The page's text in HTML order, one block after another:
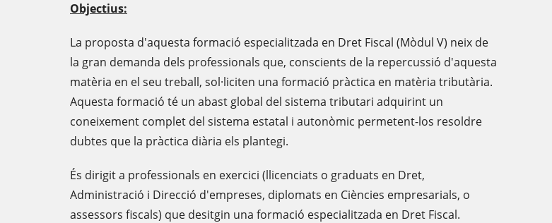
Objectius:
La proposta d'aquesta formació especialitzada en Dret Fiscal (Mòdul V) neix de
la gran demanda dels professionals que, conscients de la repercussió d'aquesta
matèria en el seu treball, sol·liciten una formació pràctica en matèria tributària.
Aquesta formació té un abast global del sistema tributari adquirint un
coneixement complet del sistema estatal i autonòmic permetent-los resoldre
dubtes que la pràctica diària els plantegi.
És dirigit a professionals en exercici (llicenciats o graduats en Dret,
Administració i Direcció d'empreses, diplomats en Ciències empresarials, o
assessors fiscals) que desitgin una formació especialitzada en Dret Fiscal.